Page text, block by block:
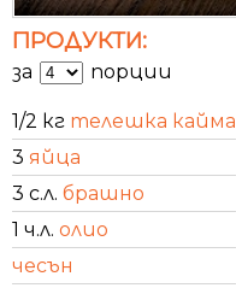
ПРОДУКТИ:
за порции
1/2 кг телешка кайма
3 яйца
3 с.л. брашно
1 ч.л. олио
чесън